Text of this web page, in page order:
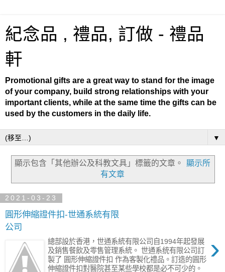
紀念品 , 禮品, 訂做 - 禮品
軒
Promotional gifts are a great way to stand for the image
of your company, build strong relationships with your
important clients, while at the same time the gifts can be
used by the customers in the daily life.
▼
顯示包含「其他辦公及科教文具」 標籤的文章。
顯示所
有文章
2021-03-23
圓形伸縮證件扣-世通系統有限
公司
›
總部設於香港，世通系統有限公司自1994年起發展
及銷售餐飲及零售管理系統。 世通系统有限公司訂
製了 圓形伸縮證件扣 作為客製化禮品。訂造的圓形
伸縮證件扣對醫院甚至某些學校都是必不可少的。